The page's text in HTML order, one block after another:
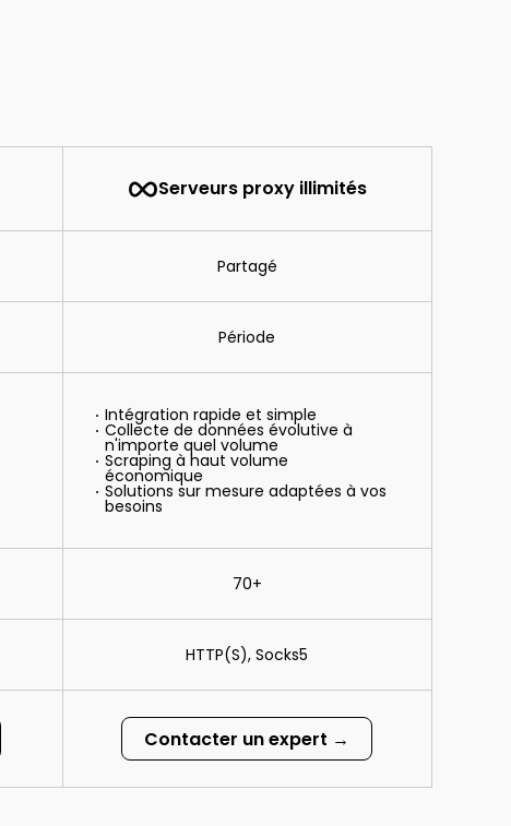
Serveurs proxy illimités
Partagé
Période
Intégration rapide et simple
Collecte de données évolutive à
n'importe quel volume
Scraping à haut volume
économique
Solutions sur mesure adaptées à vos
besoins
70+
HTTP(S), Socks5
Contacter un expert →